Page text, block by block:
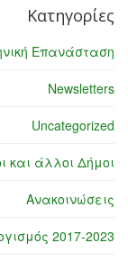
Κατηγορίες
Επανάσταση
Newsletters
Uncategorized
και άλλοι Δήμοι
Ανακοινώσεις
2017-2023